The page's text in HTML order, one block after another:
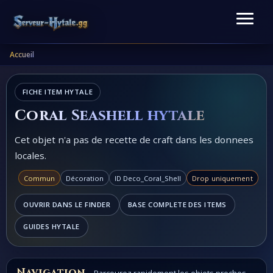
Accueil
FICHE ITEM HYTALE
Coral Seashell hytale
Cet objet n'a pas de recette de craft dans les donnees
locales.
Commun Décoration ID Deco_Coral_Shell Drop uniquement
OUVRIR DANS LE FINDER BASE COMPLETE DES ITEMS
GUIDES HYTALE